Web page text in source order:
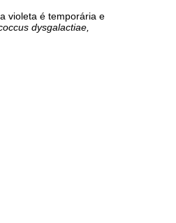
violeta é temporária e
dysgalactiae,